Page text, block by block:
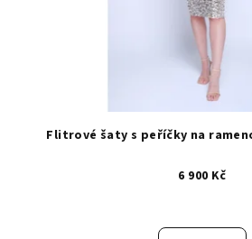
Flitrové šaty s peříčky na
6 900 Kč